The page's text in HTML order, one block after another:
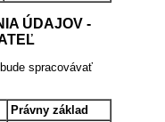
ÚDAJOV -
spracovávať
Právny základ